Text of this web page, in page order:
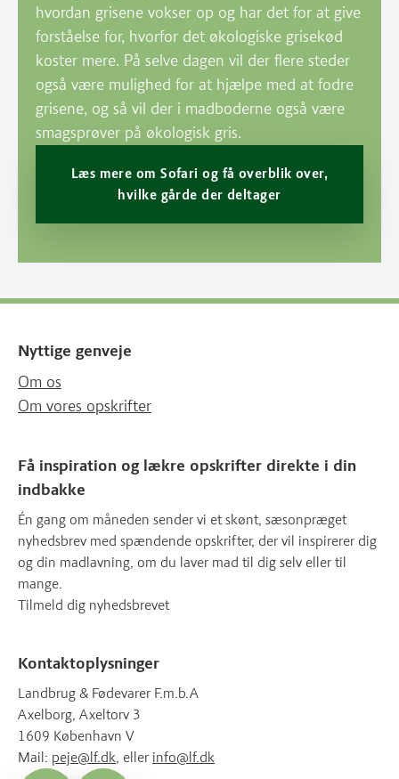
hvordan grisene vokser op og har det for at give
forståelse for, hvorfor det økologiske grisekød
koster mere. På selve dagen vil der flere steder
også være mulighed for at hjælpe med at fodre
grisene, og så vil der i madboderne også være
smagsprøver på økologisk gris.
Læs mere om Sofari og få overblik over,
hvilke gårde der deltager
Nyttige genveje
Om os
Om vores opskrifter
Få inspiration og lækre opskrifter direkte i din
indbakke
Én gang om måneden sender vi et skønt, sæsonpræget
nyhedsbrev med spændende opskrifter, der vil inspirerer dig
og din madlavning, om du laver mad til dig selv eller til
mange.
Tilmeld dig nyhedsbrevet
Kontaktoplysninger
Landbrug & Fødevarer F.m.b.A
Axelborg, Axeltorv 3
1609 København V
Mail: peje@lf.dk, eller info@lf.dk